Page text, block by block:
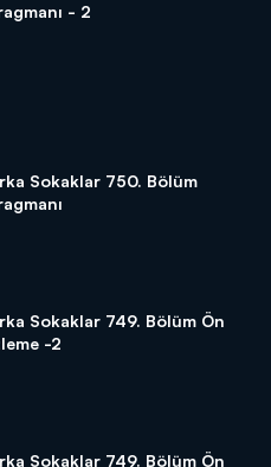
- 2
Sokaklar 750. Bölüm
Sokaklar 749. Bölüm Ön
-2
Sokaklar 749. Bölüm Ön